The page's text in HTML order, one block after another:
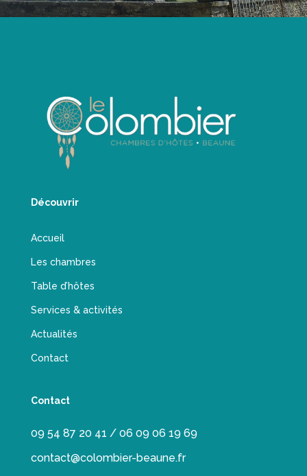
Découvrir
Accueil
Les chambres
Table d’hôtes
Services & activités
Actualités
Contact
Contact
09 54 87 20 41 / 06 09 06 19 69
contact@colombier-beaune.fr